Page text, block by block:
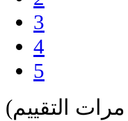
3
4
5